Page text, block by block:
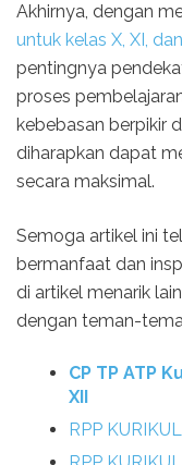
Akhirnya, dengan
untuk kelas X, XI,
pentingnya
proses
kebebasan berpikir
diharapkan dapat
secara maksimal.
Semoga artikel ini
bermanfaat dan
di artikel menarik
dengan teman-
CP TP ATP
XII
RPP